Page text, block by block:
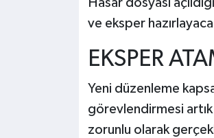
ve eksper
EKSPER
Yeni düzenleme
görevlendirmesi
zorunlu olarak